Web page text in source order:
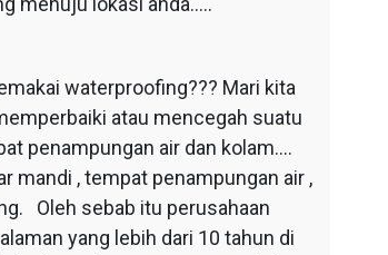
waterproofing??? Mari kita
atau mencegah suatu
penampungan air dan kolam….
mandi , tempat penampungan air ,
Oleh sebab itu perusahaan
yang lebih dari 10 tahun di